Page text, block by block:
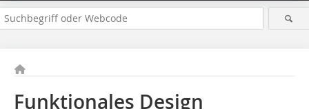
Funktionales Design